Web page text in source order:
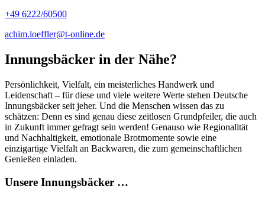
+49 6222/60500
achim.loeffler@t-online.de
Innungsbäcker in der Nähe?
Persönlichkeit, Vielfalt, ein meisterliches Handwerk und
Leidenschaft – für diese und viele weitere Werte stehen Deutsche
Innungsbäcker seit jeher. Und die Menschen wissen das zu
schätzen: Denn es sind genau diese zeitlosen Grundpfeiler, die auch
in Zukunft immer gefragt sein werden! Genauso wie Regionalität
und Nachhaltigkeit, emotionale Brotmomente sowie eine
einzigartige Vielfalt an Backwaren, die zum gemeinschaftlichen
Genießen einladen.
Unsere Innungsbäcker …